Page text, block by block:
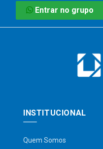
Entrar no grupo
INSTITUCIONAL
Quem Somos